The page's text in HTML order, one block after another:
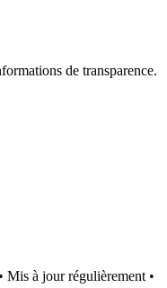
de transparence.
à jour régulièrement •